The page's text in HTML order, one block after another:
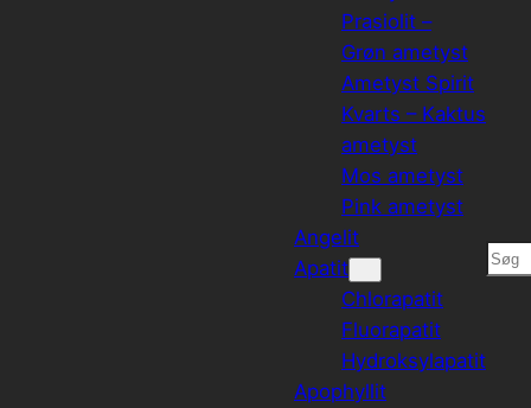
Prasiolit –
Grøn ametyst
Ametyst Spirit
Kvarts – Kaktus
ametyst
Mos ametyst
Pink ametyst
Angelit
Apatit
Chlorapatit
Fluorapatit
Hydroksylapatit
Apophyllit
Søg